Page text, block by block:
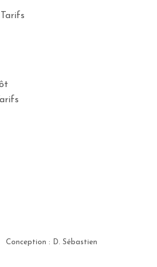
Conception : D. Sébastien